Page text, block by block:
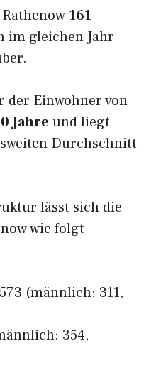
161
im gleichen Jahr
der Einwohner von
Jahre und liegt
Durchschnitt
lässt sich die
wie folgt
(männlich: 311,
354,